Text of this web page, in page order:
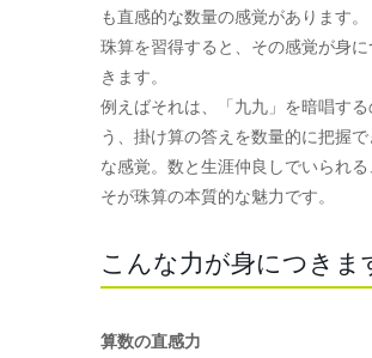
も直感的な数量の感覚があります。
珠算を習得すると、その感覚が身
きます。
例えばそれは、「九九」を暗唱す
う、掛け算の答えを数量的に把握で
な感覚。数と生涯仲良しでいられる
そが珠算の本質的な魅力です。
こんな力が身につきま
算数の直感力